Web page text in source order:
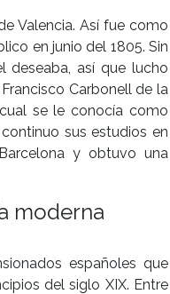
Valencia. Así fue como
en junio del 1805. Sin
deseaba, así que lucho
Carbonell de la
se le conocía como
sus estudios en
y obtuvo una
moderna
españoles que
del siglo XIX. Entre